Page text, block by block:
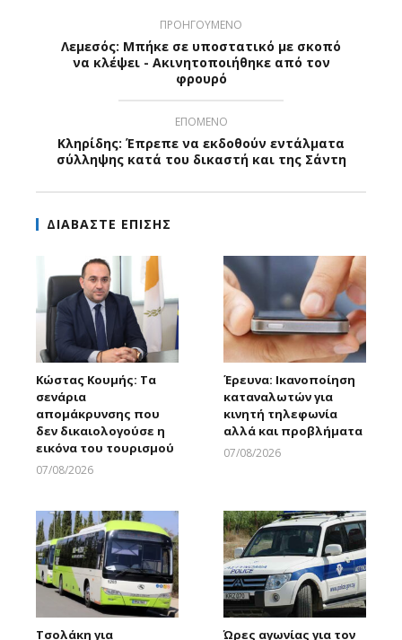
ΠΡΟΗΓΟΥΜΕΝΟ
Λεμεσός: Μπήκε σε υποστατικό με σκοπό
να κλέψει - Ακινητοποιήθηκε από τον
φρουρό
ΕΠΟΜΕΝΟ
Κληρίδης: Έπρεπε να εκδοθούν εντάλματα
σύλληψης κατά του δικαστή και της Σάντη
ΔΙΑΒΑΣΤΕ ΕΠΙΣΗΣ
Κώστας Κουμής: Τα
σενάρια
απομάκρυνσης που
δεν δικαιολογούσε η
εικόνα του τουρισμού
07/08/2026
Έρευνα: Ικανοποίηση
καταναλωτών για
κινητή τηλεφωνία
αλλά και προβλήματα
07/08/2026
Τσολάκη για Ώρες αγωνίας για τον